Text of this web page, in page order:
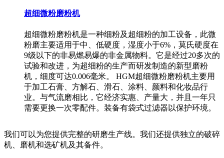
超细微粉磨粉机
超细微粉磨粉机是一种细粉及超细粉的加工设备，此微
粉磨主要适用于中、低硬度，湿度小于6%，莫氏硬度在
9级以下的非易燃易爆的非金属物料。它是经过20多次的
试验和改进，为超细粉的生产而研发制造的新型磨粉
机，细度可达0.006毫米。 HGM超细微粉磨粉机主要用
于加工石膏、方解石、滑石、涂料、颜料和化妆品行
业。与气流磨相比，它经济实惠、产量大，并且一年只
需要更换一次零配件。装备有袋式过滤器以保护环境。
我们可以为您提供完整的研磨生产线。我们还提供独立的破碎
机、磨机和选矿机及其备件。